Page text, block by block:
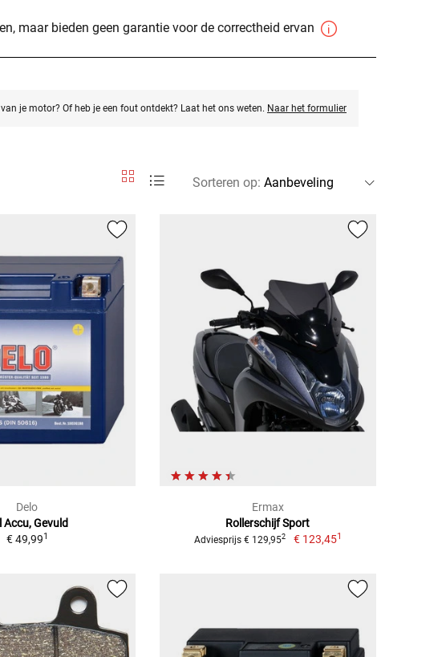
maar bieden geen garantie voor de correctheid ervan
je motor? Of heb je een fout ontdekt? Laat het ons weten. Naar het formulier
Sorteren op:
Delo
Accu, Gevuld
€ 49,991
Ermax
Rollerschijf Sport
Adviesprijs € 129,952 € 123,451